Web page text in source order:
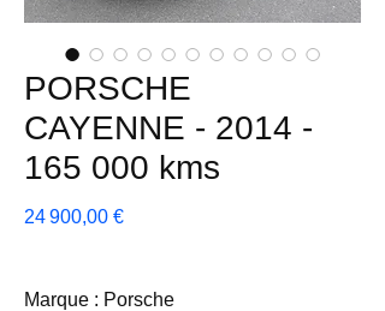
PORSCHE
CAYENNE - 2014 -
165 000 kms
24 900,00 €Prix
Marque : Porsche